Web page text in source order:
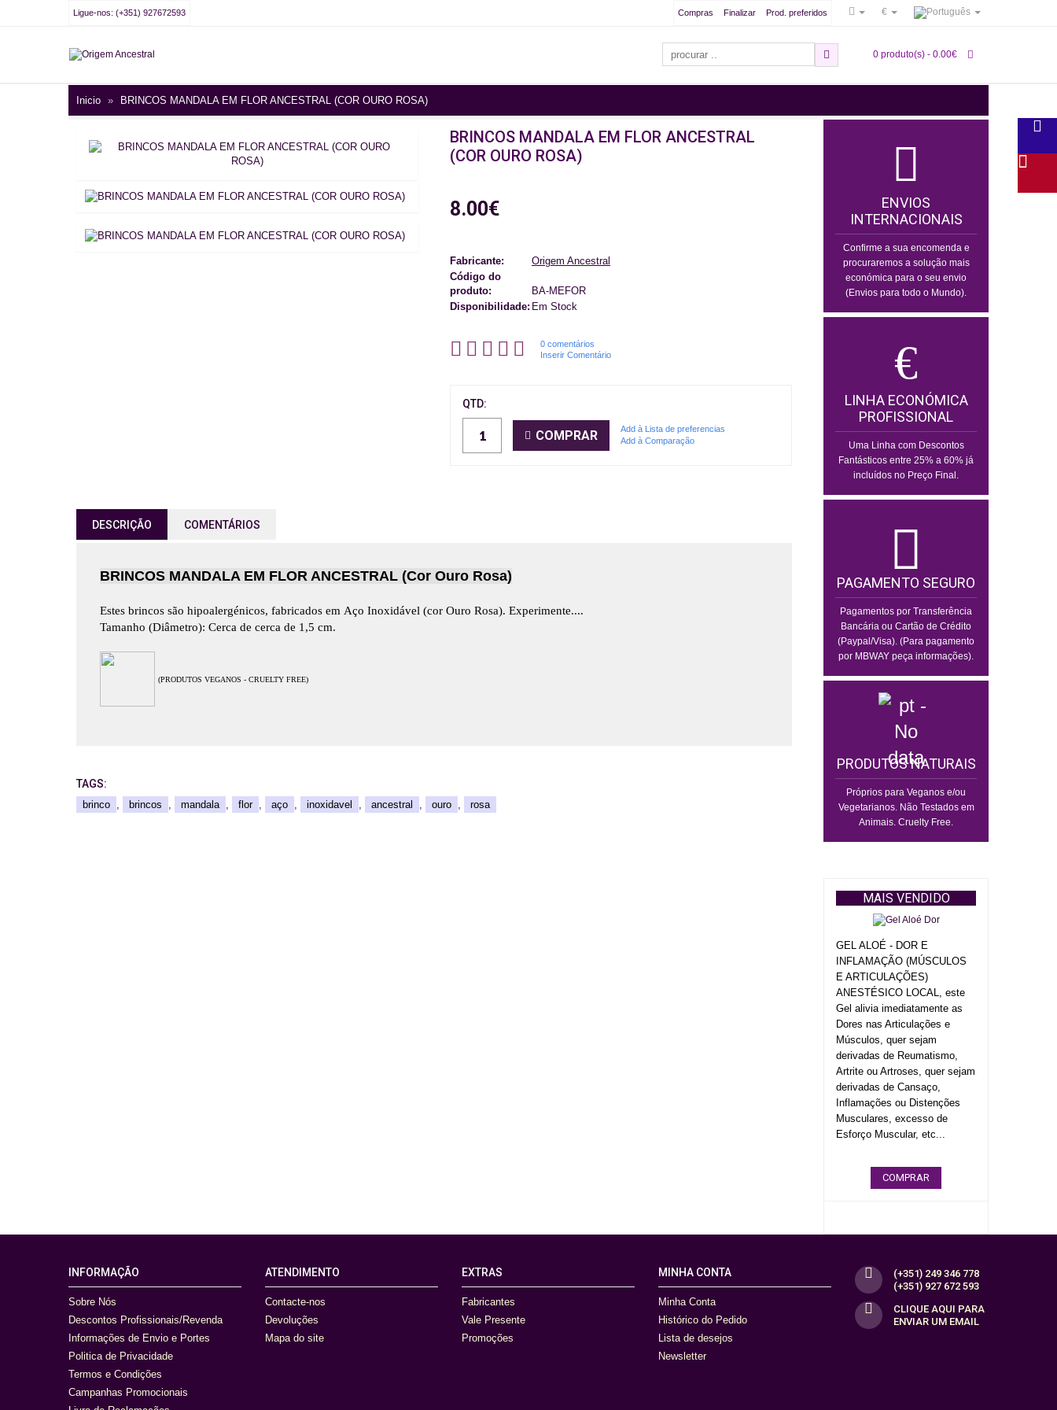
Ligue-nos: (+351) 927672593 Compras Finalizar Prod. preferidos €
0 produto(s) - 0.00€
Inicio » BRINCOS MANDALA EM FLOR ANCESTRAL (COR OURO ROSA)
BRINCOS MANDALA EM FLOR ANCESTRAL
(COR OURO ROSA)
8.00€
Fabricante:
Origem Ancestral
Código do
produto:
BA-MEFOR
Disponibilidade:Em Stock
0 comentários
Inserir Comentário
QTD:
COMPRAR
Add à Lista de preferencias
Add à Comparação
DESCRIÇÃO COMENTÁRIOS
BRINCOS MANDALA EM FLOR ANCESTRAL (Cor Ouro Rosa)
Estes brincos são hipoalergénicos, fabricados em Aço Inoxidável (cor Ouro Rosa). Experimente....
Tamanho (Diâmetro): Cerca de cerca de 1,5 cm.
(PRODUTOS VEGANOS - CRUELTY FREE)
TAGS:
brinco , brincos , mandala , flor , aço , inoxidavel , ancestral , ouro , rosa
ENVIOS
INTERNACIONAIS
Confirme a sua encomenda e
procuraremos a solução mais
económica para o seu envio
(Envios para todo o Mundo).
LINHA ECONÓMICA
PROFISSIONAL
Uma Linha com Descontos
Fantásticos entre 25% a 60% já
incluídos no Preço Final.
PAGAMENTO SEGURO
Pagamentos por Transferência
Bancária ou Cartão de Crédito
(Paypal/Visa). (Para pagamento
por MBWAY peça informações).
PRODUTOS NATURAIS
Próprios para Veganos e/ou
Vegetarianos. Não Testados em
Animais. Cruelty Free.
MAIS VENDIDO
GEL ALOÉ - DOR E
INFLAMAÇÃO (MÚSCULOS
E ARTICULAÇÕES)
ANESTÉSICO LOCAL, este
Gel alivia imediatamente as
Dores nas Articulações e
Músculos, quer sejam
derivadas de Reumatismo,
Artrite ou Artroses, quer sejam
derivadas de Cansaço,
Inflamações ou Distenções
Musculares, excesso de
Esforço Muscular, etc...
COMPRAR
INFORMAÇÃO
Sobre Nós
Descontos Profissionais/Revenda
Informações de Envio e Portes
Politica de Privacidade
Termos e Condições
Campanhas Promocionais
ATENDIMENTO
Contacte-nos
Devoluções
Mapa do site
EXTRAS
Fabricantes
Vale Presente
Promoções
MINHA CONTA
Minha Conta
Histórico do Pedido
Lista de desejos
Newsletter
(+351) 249 346 778
(+351) 927 672 593
CLIQUE AQUI PARA
ENVIAR UM EMAIL